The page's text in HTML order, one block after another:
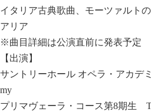
イタリア古典歌曲、モーツァルト
アリア
※曲目詳細は公演直前に発表予定
【出演】
サントリーホール オペラ・アカデ
my
プリマヴェーラ・コース第8期生